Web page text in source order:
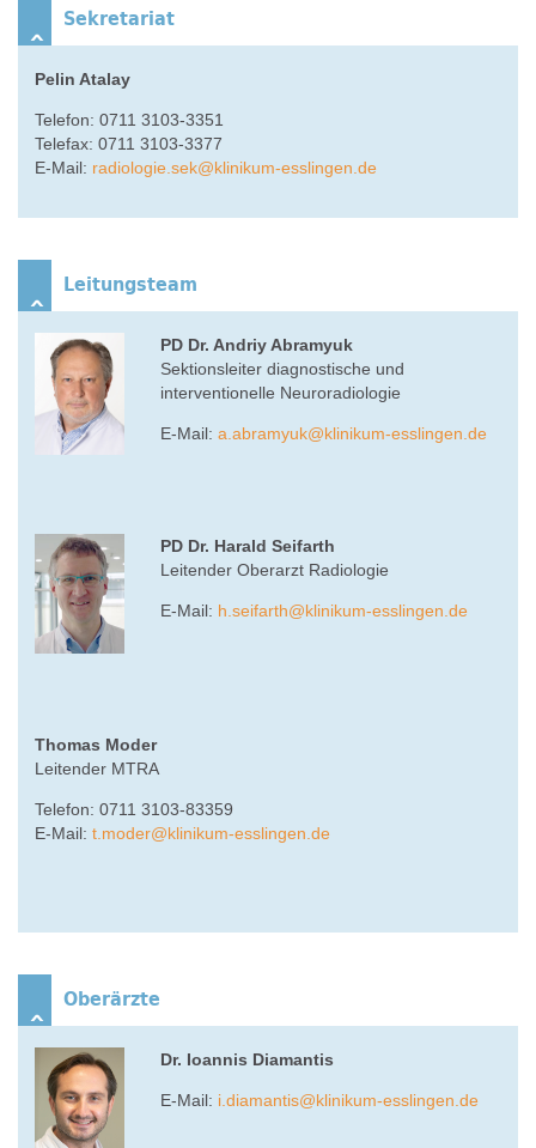
Sekretariat
Pelin Atalay
Telefon: 0711 3103-3351
Telefax: 0711 3103-3377
E-Mail: radiologie.sek@klinikum-esslingen.de
Leitungsteam
PD Dr. Andriy Abramyuk
Sektionsleiter diagnostische und
interventionelle Neuroradiologie
E-Mail: a.abramyuk@klinikum-esslingen.de
PD Dr. Harald Seifarth
Leitender Oberarzt Radiologie
E-Mail: h.seifarth@klinikum-esslingen.de
Thomas Moder
Leitender MTRA
Telefon: 0711 3103-83359
E-Mail: t.moder@klinikum-esslingen.de
Oberärzte
Dr. Ioannis Diamantis
E-Mail: i.diamantis@klinikum-esslingen.de